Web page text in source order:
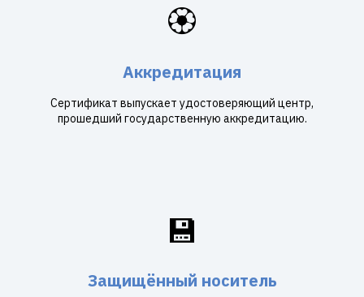
🏵️
Аккредитация
Сертификат выпускает удостоверяющий центр,
прошедший государственную аккредитацию.
💾
Защищённый носитель